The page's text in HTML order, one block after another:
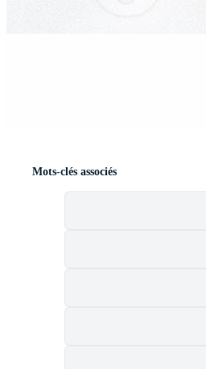
Mots-clés associés